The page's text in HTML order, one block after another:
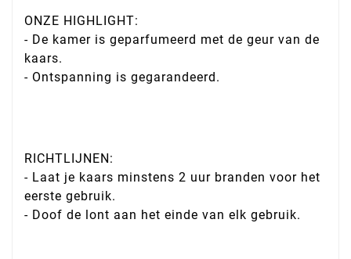
ONZE HIGHLIGHT:
- De kamer is geparfumeerd met de geur van de
kaars.
- Ontspanning is gegarandeerd.
RICHTLIJNEN:
- Laat je kaars minstens 2 uur branden voor het
eerste gebruik.
- Doof de lont aan het einde van elk gebruik.